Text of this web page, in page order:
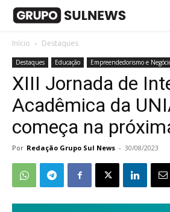
Início Destaques
Destaques Educação Empreendedorismo e
XIII Jornada de
Acadêmica da
começa na
Por Redação Grupo Sul News - 30/08/2023